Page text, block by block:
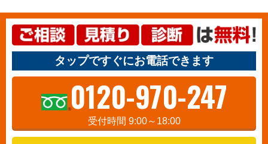
タップですぐにお電話できます
0120-970-247
受付時間 9:00～18:00